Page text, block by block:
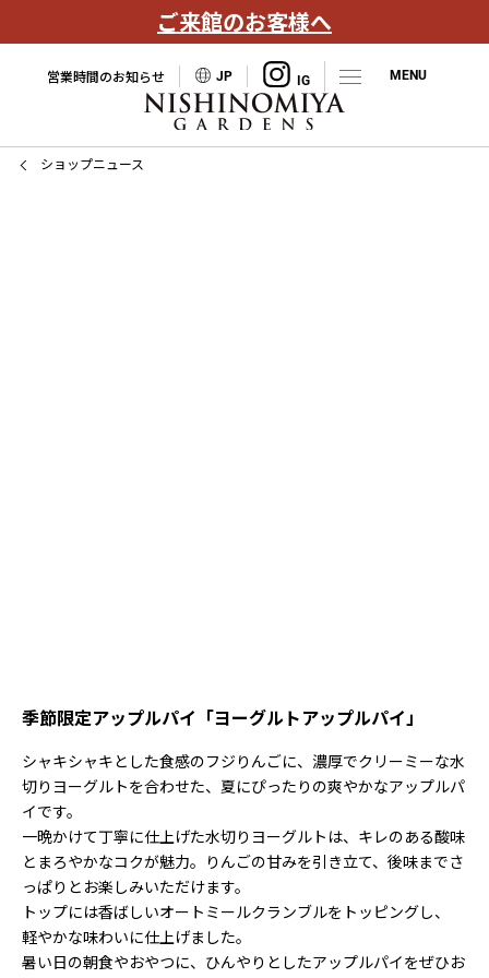
ご来館のお客様へ
営業時間のお知らせ JP
ショップニュース
季節限定アップルパイ「ヨーグルトアップルパイ」
シャキシャキとした食感のフジりんごに、濃厚でクリーミーな水
切りヨーグルトを合わせた、夏にぴったりの爽やかなアップルパ
イです。
一晩かけて丁寧に仕上げた水切りヨーグルトは、キレのある酸味
とまろやかなコクが魅力。りんごの甘みを引き立て、後味までさ
っぱりとお楽しみいただけます。
トップには香ばしいオートミールクランブルをトッピングし、
軽やかな味わいに仕上げました。
暑い日の朝食やおやつに、ひんやりとしたアップルパイをぜひお